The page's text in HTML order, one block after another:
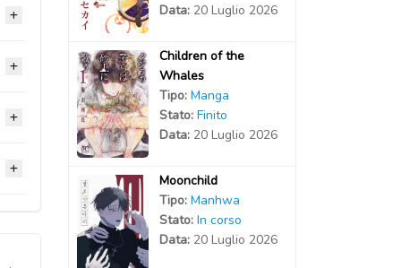
Data: 20 Luglio 2026
Children of the
Whales
Tipo: Manga
Stato: Finito
Data: 20 Luglio 2026
Moonchild
Tipo: Manhwa
Stato: In corso
Data: 20 Luglio 2026